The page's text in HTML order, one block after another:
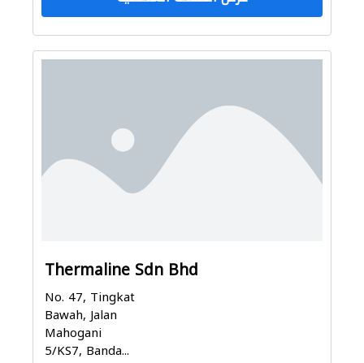
Thermaline Sdn Bhd
No. 47, Tingkat
Bawah, Jalan
Mahogani
5/KS7, Banda...